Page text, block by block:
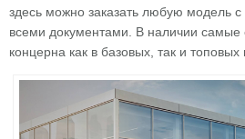
здесь можно заказать любую модель с
всеми документами. В наличии самые
концерна как в базовых, так и топовых